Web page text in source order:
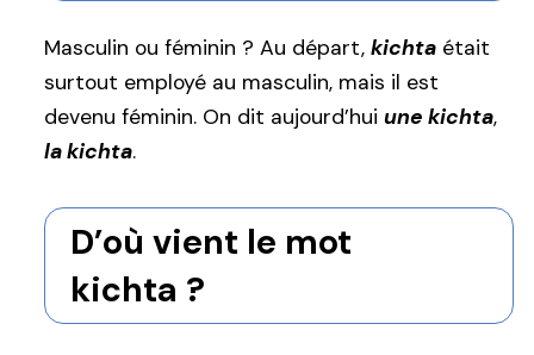
Masculin ou féminin ? Au départ, kichta était
surtout employé au masculin, mais il est
devenu féminin. On dit aujourd’hui une kichta,
la kichta.
D’où vient le mot
kichta ?